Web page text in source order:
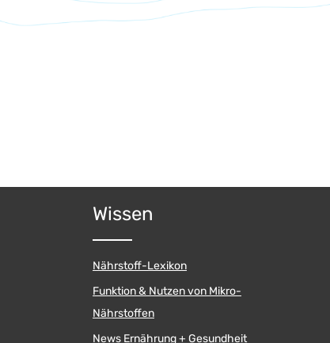
Wissen
Nährstoff-Lexikon
Funktion & Nutzen von Mikro-
Nährstoffen
News Ernährung + Gesundheit